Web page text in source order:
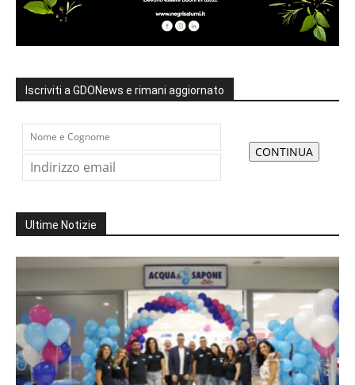
Iscriviti a GDONews e rimani aggiornato
Ultime Notizie